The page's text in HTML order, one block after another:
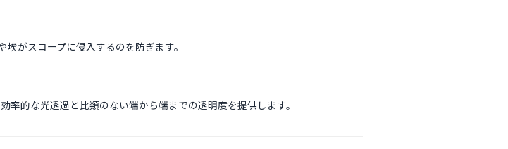
がスコープに侵入するのを防ぎます。
的な光透過と比類のない端から端までの透明度を提供します。